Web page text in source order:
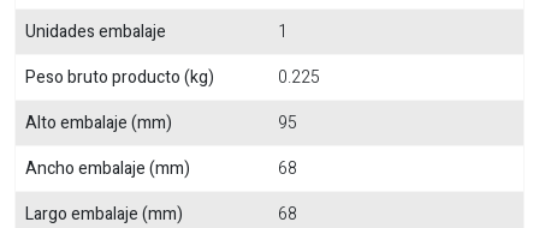
Unidades embalaje
1
Peso bruto producto (kg)
0.225
Alto embalaje (mm)
95
Ancho embalaje (mm)
68
Largo embalaje (mm)
68